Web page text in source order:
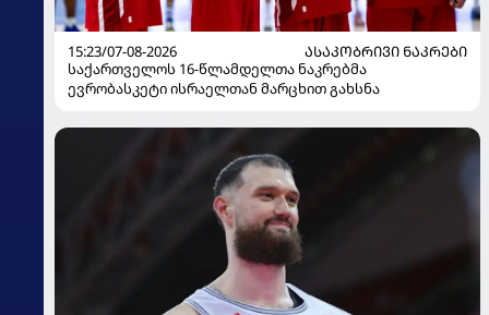
15:23/07-08-2026
ᲐᲡᲐᲙᲝᲑᲠᲘᲕᲘ ᲜᲐᲙᲠᲔᲑᲘ
საქართველოს 16-წლამდელთა ნაკრებმა
ევრობასკეტი ისრაელთან მარცხით გახსნა